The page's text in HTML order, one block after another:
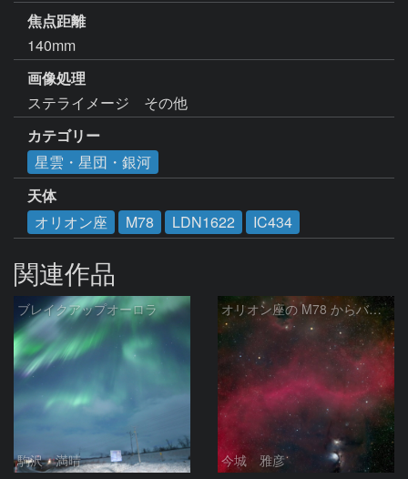
焦点距離
140mm
画像処理
ステライメージ　その他
カテゴリー
星雲・星団・銀河
天体
オリオン座
M78 LDN1622 IC434
関連作品
ブレイクアップオーロラ
駒沢 満晴
オリオン座の M78 からバーナードループをまたいで LDN1622あたり
今城 雅彦